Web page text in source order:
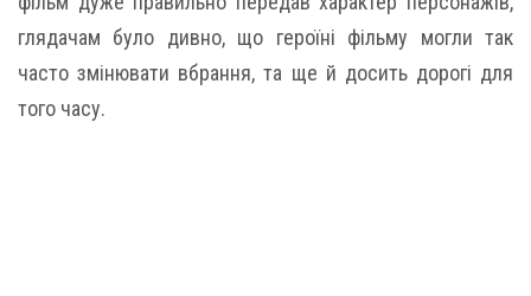
глядачам було дивно, що героїні фільму могли так
часто змінювати вбрання, та ще й досить дорогі для
того часу.